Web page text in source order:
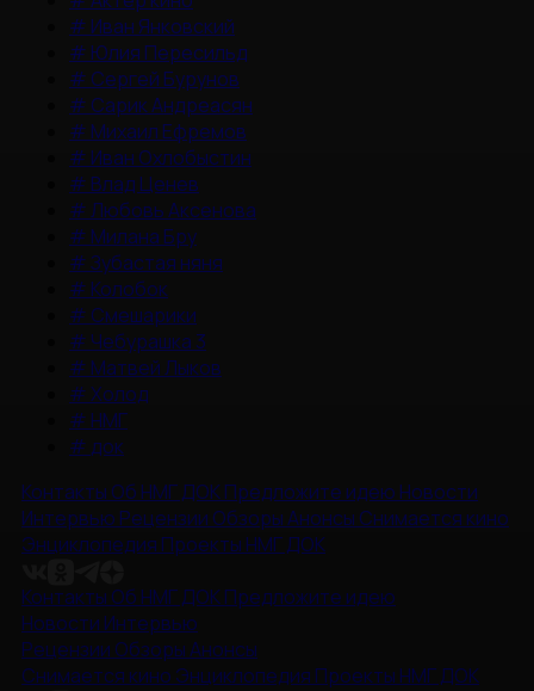
# Иван Янковский
# Юлия Пересильд
# Сергей Бурунов
# Сарик Андреасян
# Михаил Ефремов
# Иван Охлобыстин
# Влад Ценев
#Любовь Аксенова
# Милана Бру
#Зубастая няня
# Колобок
# Смешарики
# Чебурашка 3
# Матвей Лыков
#Холод
# НМГ
# док
Контакты Об НМГ ДОКПредложите идею Новости
Интервью Рецензии ОбзорыАнонсы Снимается кино
Энциклопедия Проекты НМГ ДОК
Контакты Об НМГ ДОКПредложите идею
Новости Интервью
Рецензии ОбзорыАнонсы
Снимается кино Энциклопедия Проекты НМГ ДОК